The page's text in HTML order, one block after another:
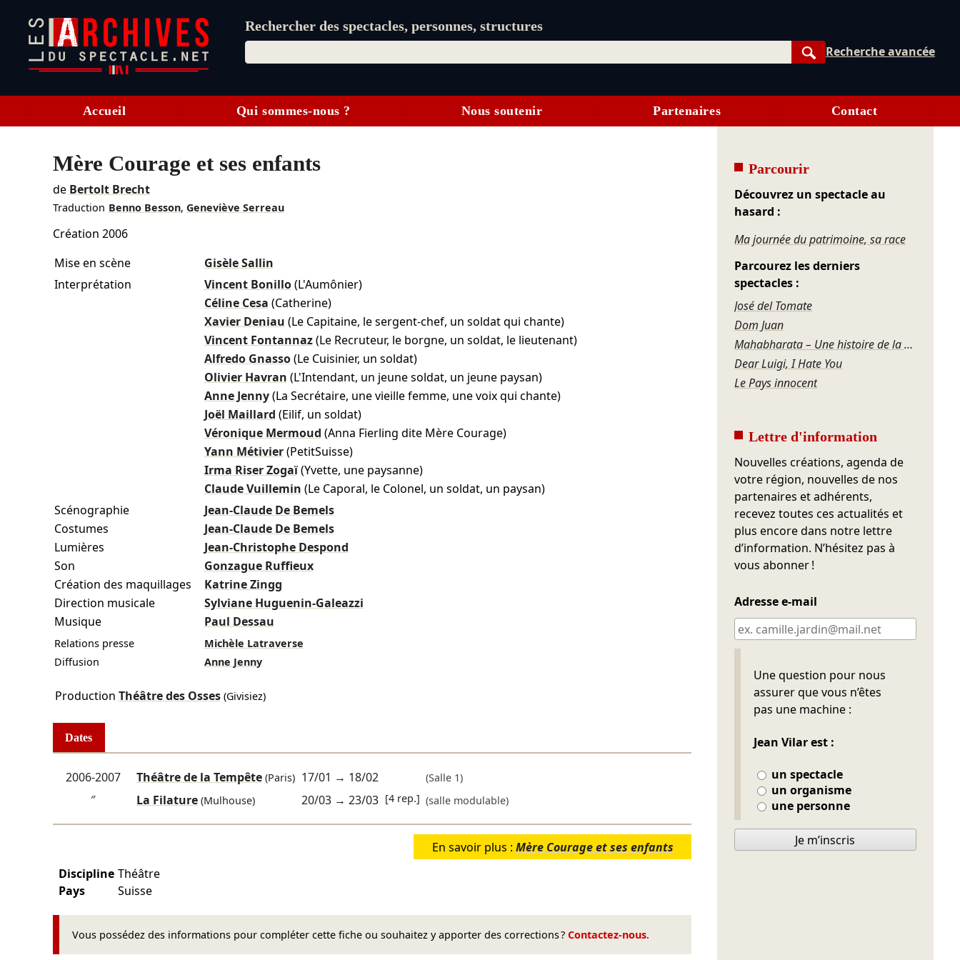
Rechercher des spectacles, personnes, structures
Rechercher
Recherche avancée
Accueil Qui sommes-nous ? Nous soutenir Partenaires Contact
Mère Courage et ses enfants
de Bertolt Brecht
Traduction Benno Besson, Geneviève Serreau
Création 2006
Mise en scène
Gisèle Sallin
Interprétation
Vincent Bonillo (L'Aumônier)
Céline Cesa (Catherine)
Xavier Deniau (Le Capitaine, le sergent-chef, un soldat qui chante)
Vincent Fontannaz (Le Recruteur, le borgne, un soldat, le lieutenant)
Alfredo Gnasso (Le Cuisinier, un soldat)
Olivier Havran (L'Intendant, un jeune soldat, un jeune paysan)
Anne Jenny (La Secrétaire, une vieille femme, une voix qui chante)
Joël Maillard (Eilif, un soldat)
Véronique Mermoud (Anna Fierling dite Mère Courage)
Yann Métivier (PetitSuisse)
Irma Riser Zogaï (Yvette, une paysanne)
Claude Vuillemin (Le Caporal, le Colonel, un soldat, un paysan)
Scénographie
Jean-Claude De Bemels
Costumes
Jean-Claude De Bemels
Lumières
Jean-Christophe Despond
Son
Gonzague Ruffieux
Création des maquillages
Katrine Zingg
Direction musicale
Sylviane Huguenin-Galeazzi
Musique
Paul Dessau
Relations presse
Michèle Latraverse
Diffusion
Anne Jenny
Production Théâtre des Osses(Givisiez)
Dates
2006-2007 Théâtre de la Tempête(Paris) 17/01 → 18/02 (Salle 1)
″ La Filature(Mulhouse) 20/03→ 23/03 [4 rep.] (salle modulable)
En savoir plus : Mère Courage et ses enfants
Discipline Théâtre
Pays
Suisse
Vous possédez des informations pour compléter cette fiche ou souhaitez y apporter des corrections ? Contactez-nous.
Parcourir
Découvrez un spectacle au
hasard :
Ma journée du patrimoine, sa race
Parcourez les derniers
spectacles :
José del Tomate
Dom Juan
Mahabharata – Une histoire de la violence
Dear Luigi, I Hate You
Le Pays innocent
Lettre d'information
Nouvelles créations, agenda de
votre région, nouvelles de nos
partenaires et adhérents,
recevez toutes ces actualités et
plus encore dans notre lettre
d’information. N’hésitez pas à
vous abonner !
Adresse e-mail
Une question pour nous
assurer que vous n’êtes
pas une machine :
Jean Vilar est :
un spectacle
un organisme
une personne
Ne pas remplir
Je m’inscris